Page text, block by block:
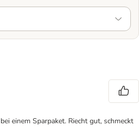
einem Sparpaket. Riecht gut, schmeckt